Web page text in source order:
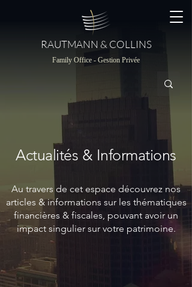
RAUTMANN & COLLINS
Family Office - Gestion Privée
Actualités & Informations
Au travers de cet espace découvrez nos
articles & informations sur les thématiques
financières & fiscales, pouvant avoir un
impact singulier sur votre patrimoine.